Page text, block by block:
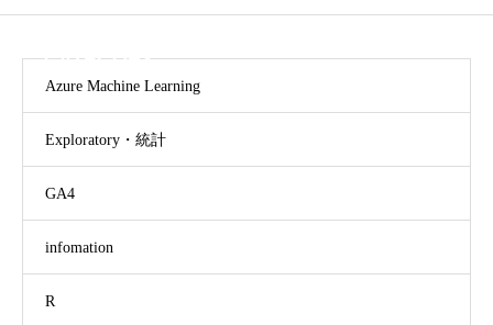
CATEGORY
Azure Machine Learning
Exploratory・統計
GA4
infomation
R